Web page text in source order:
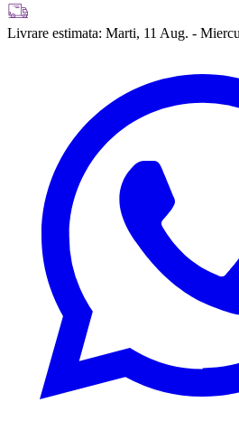
Livrare estimata: Marti, 11 Aug. -